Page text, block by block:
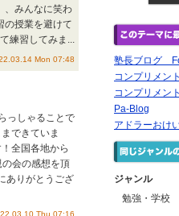
、みんなに笑わ
の授業を避けて
練習してみま...
Mon 07:48
っしゃることで
できていま
全国各地から
会の感想を頂
ありがとうござ
Thu 07:16
塾長ブログ
コンプリメン
コンプリメン
Pa-Blog
アドラーおけ
ジャンル
勉強・学校